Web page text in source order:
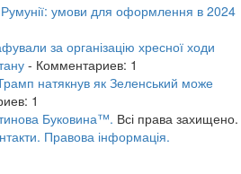
умови для оформлення в 2024
за організацію хресної ходи
- Комментариев: 1
натякнув як Зеленський може
1
Буковина™. Всі права захищено.
Правова інформація.